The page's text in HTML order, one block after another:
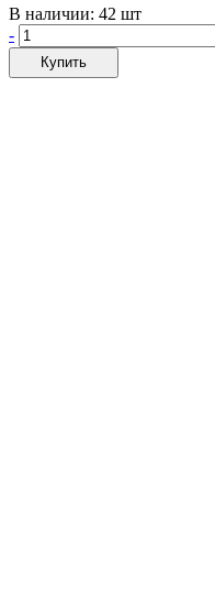
В наличии: 42 шт
-
Купить